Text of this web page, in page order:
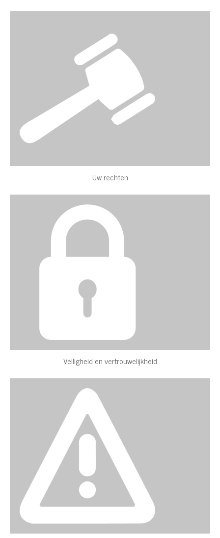
Uw rechten
Veiligheid en vertrouwelijkheid